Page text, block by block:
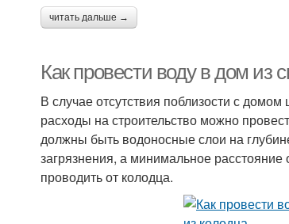
читать дальше →
Как провести воду в дом из
В случае отсутствия поблизости с
расходы на строительство можно
должны быть водоносные слои на
загрязнения, а минимальное
проводить от колодца.